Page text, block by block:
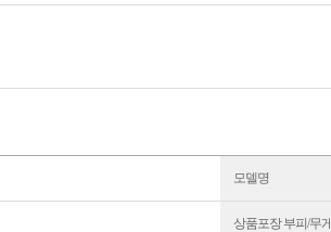
모델명
상품포장 부피/무게